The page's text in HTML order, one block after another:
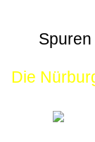
Die